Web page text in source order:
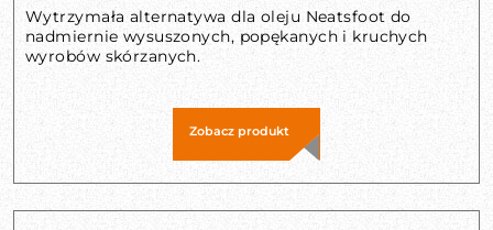
Wytrzymała alternatywa dla oleju Neatsfoot do
nadmiernie wysuszonych, popękanych i kruchych
wyrobów skórzanych.
Zobacz produkt